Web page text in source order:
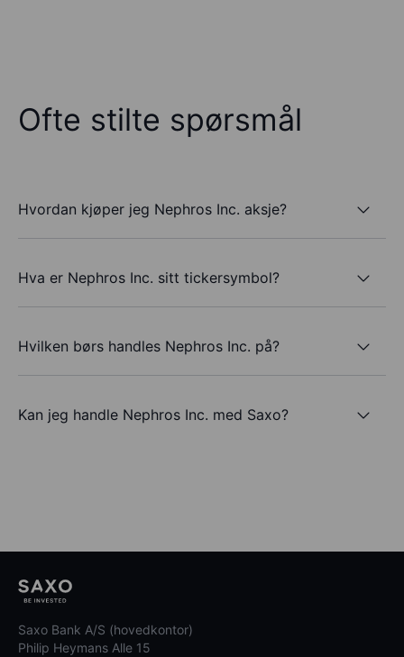
Ofte stilte spørsmål
Hvordan kjøper jeg Nephros Inc. aksje?
Hva er Nephros Inc. sitt tickersymbol?
Hvilken børs handles Nephros Inc. på?
Kan jeg handle Nephros Inc. med Saxo?
Saxo Bank A/S (hovedkontor)
Philip Heymans Alle 15